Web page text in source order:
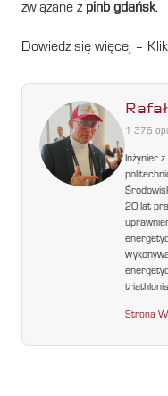
związane z pinb gdańsk.
Dowiedz się więcej –
1 376
Inżynier
20 lat
Strona